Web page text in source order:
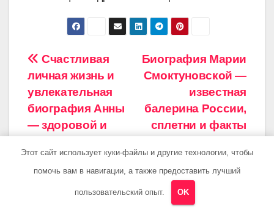
Навигация
по
записям
Биография Марии
Смоктуновской —
известная
балерина России,
сплетни и факты
достижения и
секреты успеха
Счастливая
личная жизнь и
увлекательная
биография Анны
— здоровой и
Этот сайт использует куки-файлы и другие технологии, чтобы
помочь вам в навигации, а также предоставить лучший
пользовательский опыт. OK